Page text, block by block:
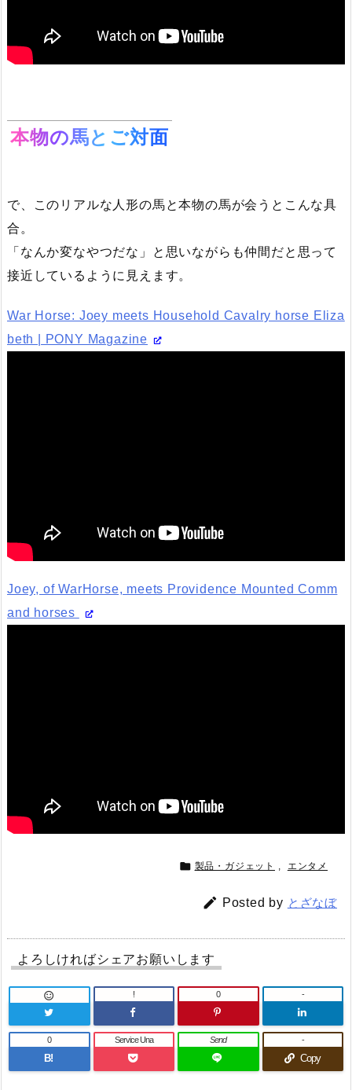
本物の馬とご対面
で、このリアルな人形の馬と本物の馬が会うとこんな具
合。
「なんか変なやつだな」と思いながらも仲間だと思って
接近しているように見えます。
War Horse: Joey meets Household Cavalry horse Eliza
beth | PONY Magazine
Joey, of WarHorse, meets Providence Mounted Comm
and horses
 製品・ガジェット , エンタメ
 Posted by とざなぼ
よろしければシェアお願いします
 ! 0 -
B!
0 Service Una Send
Copy
-